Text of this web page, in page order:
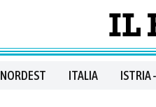
NORDEST ITALIA ISTRIA